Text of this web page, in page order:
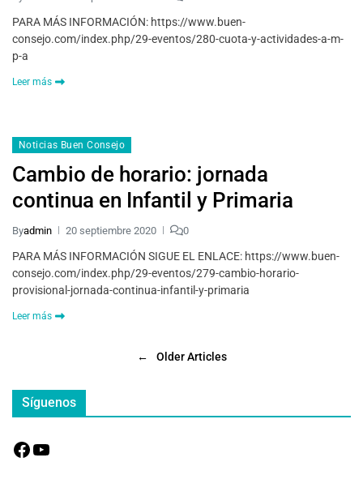
PARA MÁS INFORMACIÓN: https://www.buen-
consejo.com/index.php/29-eventos/280-cuota-y-actividades-a-m-
p-a
Leer más
Noticias Buen Consejo
Cambio de horario: jornada
continua en Infantil y Primaria
Byadmin 20 septiembre 2020 0
PARA MÁS INFORMACIÓN SIGUE EL ENLACE: https://www.buen-
consejo.com/index.php/29-eventos/279-cambio-horario-
provisional-jornada-continua-infantil-y-primaria
Leer más
← Older Articles
Síguenos